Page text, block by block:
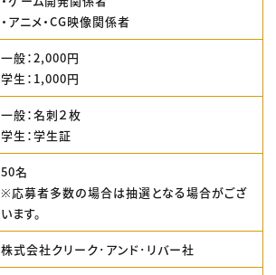
・アニメ・CG映像関係者
一般：2,000円
学生：1,000円
一般：名刺２枚
学生：学生証
50名
※応募者多数の場合は抽選となる場合がござ
います。
株式会社クリーク･アンド･リバー社